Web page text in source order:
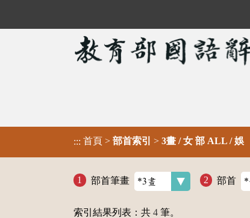
::: 首頁 > 部首索引 > 3畫 / 女 部 ALL / 娛
部首筆畫 部首
索引結果列表：共 4 筆。